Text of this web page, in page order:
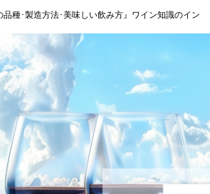
種･製造方法･美味しい飲み方』ワイン知識のイン